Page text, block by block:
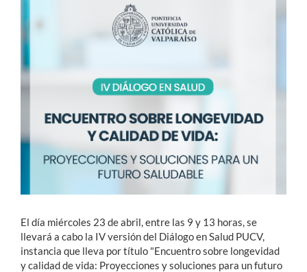
Estudiantes
Académicos
Alumni
El día miércoles 23 de abril, entre las 9 y 13 horas, se
llevará a cabo la IV versión del Diálogo en Salud PUCV,
instancia que lleva por título "Encuentro sobre longevidad
y calidad de vida: Proyecciones y soluciones para un futuro